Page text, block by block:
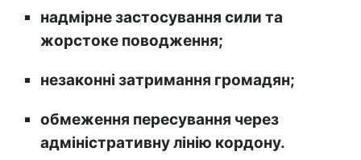
надмірне застосування сили та
жорстоке поводження;
незаконні затримання громадян;
обмеження пересування через
адміністративну лінію кордону.